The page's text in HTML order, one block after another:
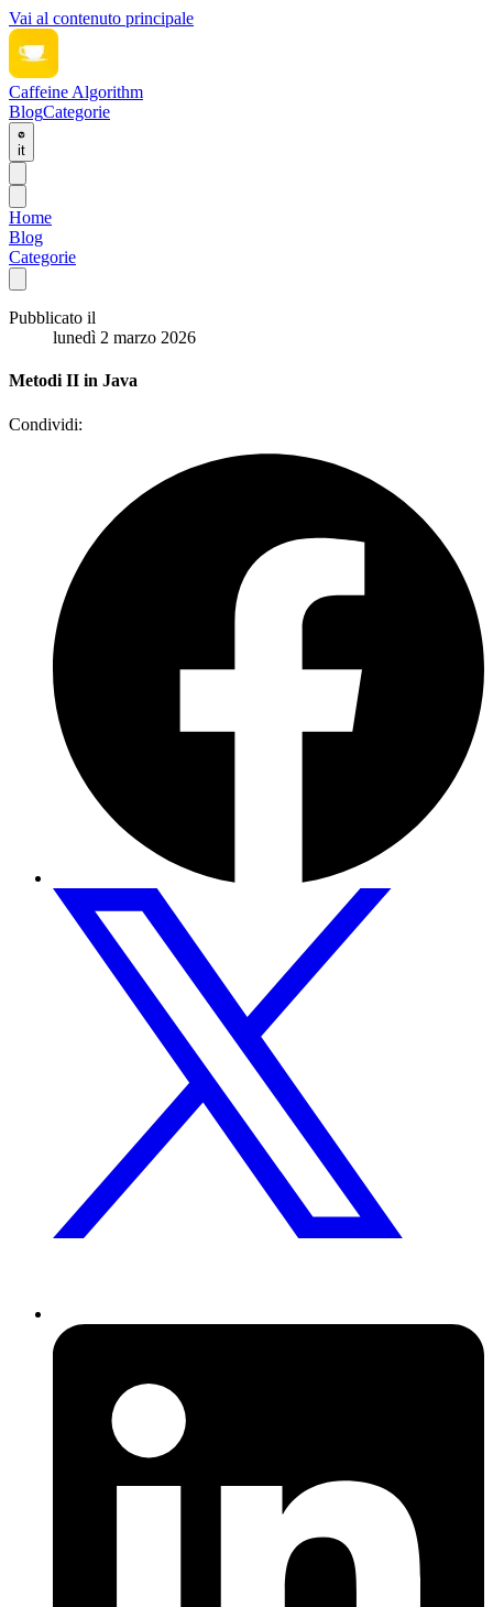
Vai al contenuto principale
Caffeine Algorithm
BlogCategorie
it
Home
Blog
Categorie
Pubblicato il
lunedì 2 marzo 2026
Metodi II in Java
Condividi: